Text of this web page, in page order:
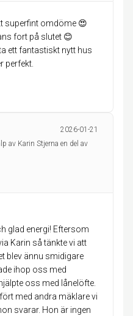
superfint omdöme 😍
fort på slutet 😊
ett fantastiskt nytt hus
perfekt.
2026-01-21
av Karin Stjerna en del av
glad energi! Eftersom
Karin så tänkte vi att
blev ännu smidigare
ihop oss med
oss med lånelöfte.
med andra mäklare vi
svarar. Hon är ingen